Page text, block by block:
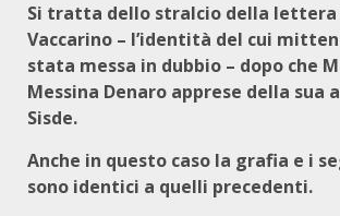
Si tratta dello stralcio della lettera
Vaccarino – l’identità del cui
stata messa in dubbio – dopo che
Messina Denaro apprese della sua
Sisde.
Anche in questo caso la grafia e i
sono identici a quelli precedenti.